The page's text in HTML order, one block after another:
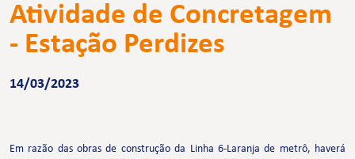
Atividade de Concretagem
- Estação Perdizes
14/03/2023
Em razão das obras de construção da Linha 6-Laranja de metrô, haverá